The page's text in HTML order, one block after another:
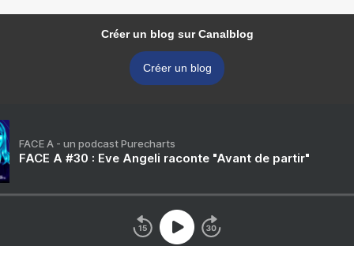
Créer un blog sur Canalblog
Créer un blog
FACE A - un podcast Purecharts
FACE A #30 : Eve Angeli raconte "Avant de partir"